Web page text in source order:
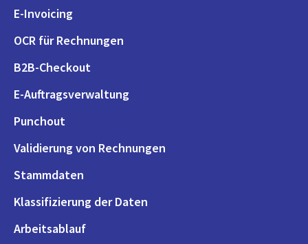
E-Invoicing
OCR für Rechnungen
B2B-Checkout
E-Auftragsverwaltung
Punchout
Validierung von Rechnungen
Stammdaten
Klassifizierung der Daten
Arbeitsablauf